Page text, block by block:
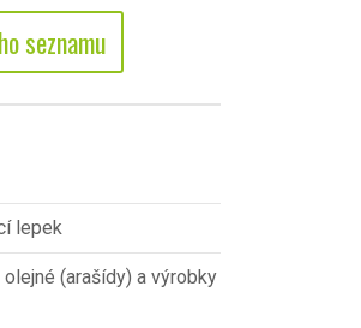
seznamu
lepek
(arašídy) a výrobky